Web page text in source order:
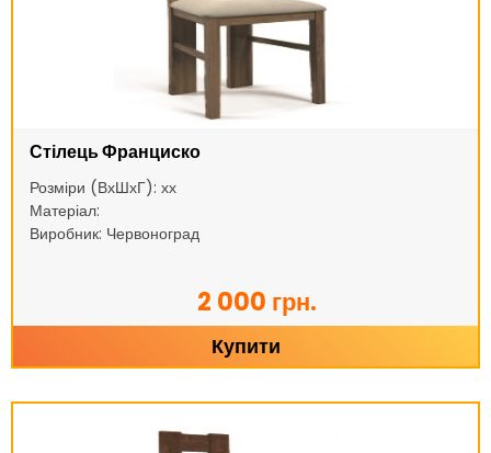
Стілець Франциско
Розміри (ВхШхГ): хх
Матеріал:
Виробник: Червоноград
2 000 грн.
Купити